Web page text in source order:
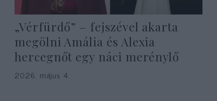
„Vérfürdő” – fejszével akarta
megölni Amália és Alexia
hercegnőt egy náci merénylő
2026. május 4.